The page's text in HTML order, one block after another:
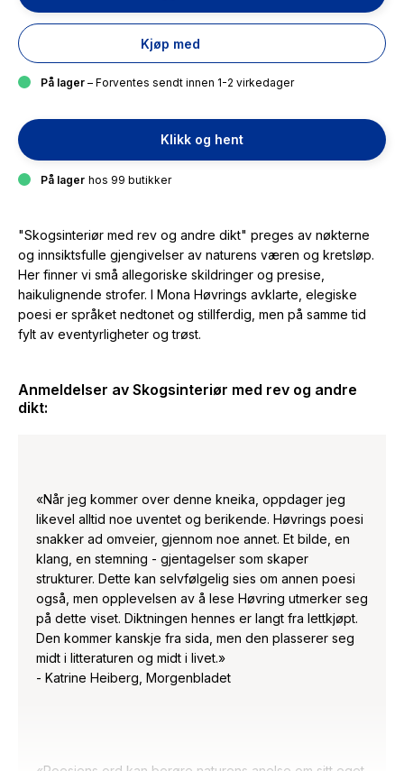
Kjøp med
På lager – Forventes sendt innen 1-2 virkedager
Klikk og hent
På lager hos 99 butikker
"Skogsinteriør med rev og andre dikt" preges av nøkterne
og innsiktsfulle gjengivelser av naturens væren og kretsløp.
Her finner vi små allegoriske skildringer og presise,
haikulignende strofer. I Mona Høvrings avklarte, elegiske
poesi er språket nedtonet og stillferdig, men på samme tid
fylt av eventyrligheter og trøst.
Anmeldelser av Skogsinteriør med rev og andre
dikt:
«Når jeg kommer over denne kneika, oppdager jeg
likevel alltid noe uventet og berikende. Høvrings poesi
snakker ad omveier, gjennom noe annet. Et bilde, en
klang, en stemning - gjentagelser som skaper
strukturer. Dette kan selvfølgelig sies om annen poesi
også, men opplevelsen av å lese Høvring utmerker seg
på dette viset. Diktningen hennes er langt fra lettkjøpt.
Den kommer kanskje fra sida, men den plasserer seg
midt i litteraturen og midt i livet.»
- Katrine Heiberg, Morgenbladet